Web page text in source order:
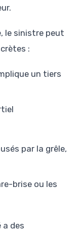
le sinistre peut
:
un tiers
par la grêle,
brise ou les
des